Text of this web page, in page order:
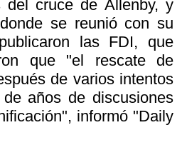
del cruce de Allenby, y
se reunió con su
las FDI, que
que "el rescate de
de varios intentos
años de discusiones
informó "Daily